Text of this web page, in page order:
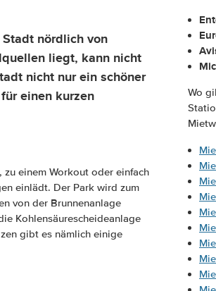
nördlich von
liegt, kann nicht
nicht nur ein schöner
einen kurzen
einem Workout oder einfach
einlädt. Der Park wird zum
von der Brunnenanlage
Kohlensäurescheideanlage
gibt es nämlich einige
Wo